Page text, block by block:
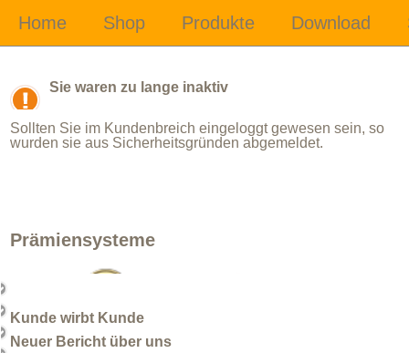
Sie waren zu lange inaktiv
Sollten Sie im Kundenbreich eingeloggt gewesen sein, so
wurden sie aus Sicherheitsgründen abgemeldet.
Prämiensysteme
Kunde wirbt Kunde
Neuer Bericht über uns